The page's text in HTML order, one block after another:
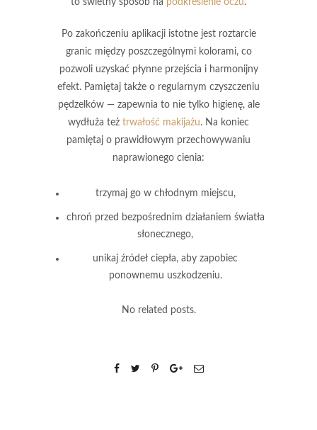
to świetny sposób na podkreślenie oczu.
Po zakończeniu aplikacji istotne jest roztarcie
granic między poszczególnymi kolorami, co
pozwoli uzyskać płynne przejścia i harmonijny
efekt. Pamiętaj także o regularnym czyszczeniu
pędzelków — zapewnia to nie tylko higienę, ale
wydłuża też trwałość makijażu. Na koniec
pamiętaj o prawidłowym przechowywaniu
naprawionego cienia:
trzymaj go w chłodnym miejscu,
chroń przed bezpośrednim działaniem światła
słonecznego,
unikaj źródeł ciepła, aby zapobiec
ponownemu uszkodzeniu.
No related posts.